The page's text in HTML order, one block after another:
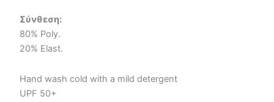
Σύνθεση:
80% Poly.
20% Elast.
Hand wash cold with a mild detergent
UPF 50+